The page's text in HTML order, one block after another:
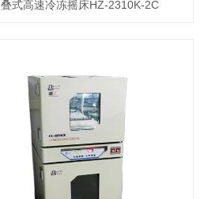
叠式高速冷冻摇床HZ-2310K-2C